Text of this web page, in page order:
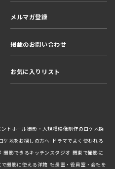
メルマガ登録
掲載のお問い合わせ
お気に入りリスト
トホール撮影・大規模映像制作のロケ地探
ケ地をお探しの方へ ドラマでよく使われる
撮影できるキッチンスタジオ 関東で撮影に
で撮影に使える洋館 社長室・役員室・会社を